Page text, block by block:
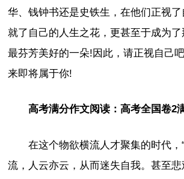
华、钱钟书还是史铁生，在他们正视
就了自己的人生之花，更甚至于成为
最芬芳美好的一朵!因此，请正视自己
来即将属于你!
高考满分作文阅读：高考全国卷2
在这个物欲横流人才聚集的时代，
流，人云亦云，从而迷失自我。甚至